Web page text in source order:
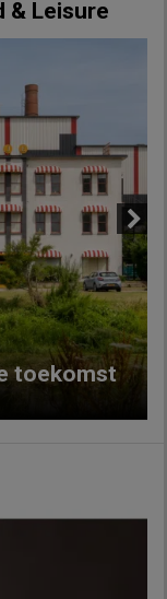
& Leisure
toekomst
Next